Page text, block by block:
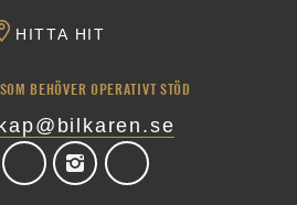
HITTA HIT
BEHÖVER OPERATIVT STÖD